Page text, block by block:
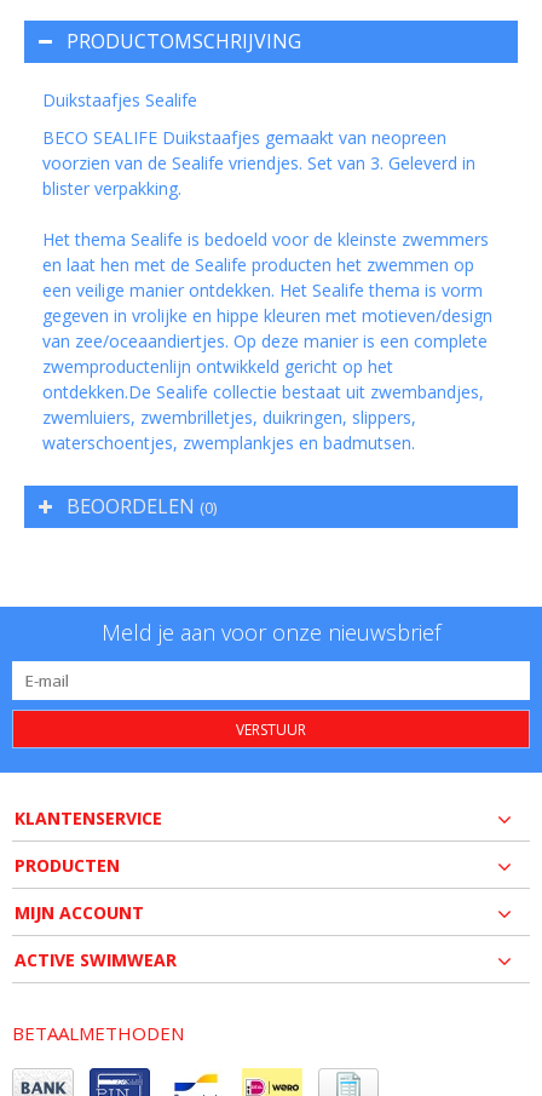
PRODUCTOMSCHRIJVING
Duikstaafjes Sealife
BECO SEALIFE Duikstaafjes gemaakt van neopreen
voorzien van de Sealife vriendjes. Set van 3. Geleverd in
blister verpakking.
Het thema Sealife is bedoeld voor de kleinste zwemmers
en laat hen met de Sealife producten het zwemmen op
een veilige manier ontdekken. Het Sealife thema is vorm
gegeven in vrolijke en hippe kleuren met motieven/design
van zee/oceaandiertjes. Op deze manier is een complete
zwemproductenlijn ontwikkeld gericht op het
ontdekken.De Sealife collectie bestaat uit zwembandjes,
zwemluiers, zwembrilletjes, duikringen, slippers,
waterschoentjes, zwemplankjes en badmutsen.
BEOORDELEN (0)
Meld je aan voor onze nieuwsbrief
VERSTUUR
KLANTENSERVICE
PRODUCTEN
MIJN ACCOUNT
ACTIVE SWIMWEAR
BETAALMETHODEN